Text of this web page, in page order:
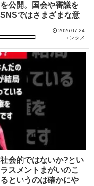
公開。国会や審議を
ではさまざまな意
2026.07.24
エンタメ
会的ではないか?とい
スメントまがいのこ
というのは確かにや